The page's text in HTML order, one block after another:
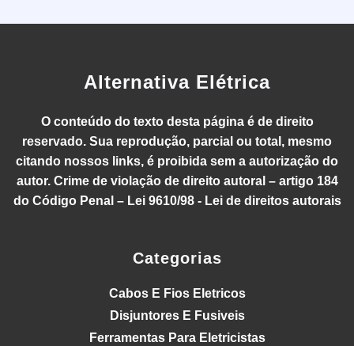
Alternativa Elétrica
O conteúdo do texto desta página é de direito
reservado. Sua reprodução, parcial ou total, mesmo
citando nossos links, é proibida sem a autorização do
autor. Crime de violação de direito autoral – artigo 184
do Código Penal – Lei 9610/98 - Lei de direitos autorais
Categorias
Cabos E Fios Eletricos
Disjuntores E Fusiveis
Ferramentas Para Eletricistas